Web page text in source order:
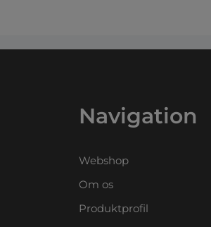
Navigation
Webshop
Om os
Produktprofil